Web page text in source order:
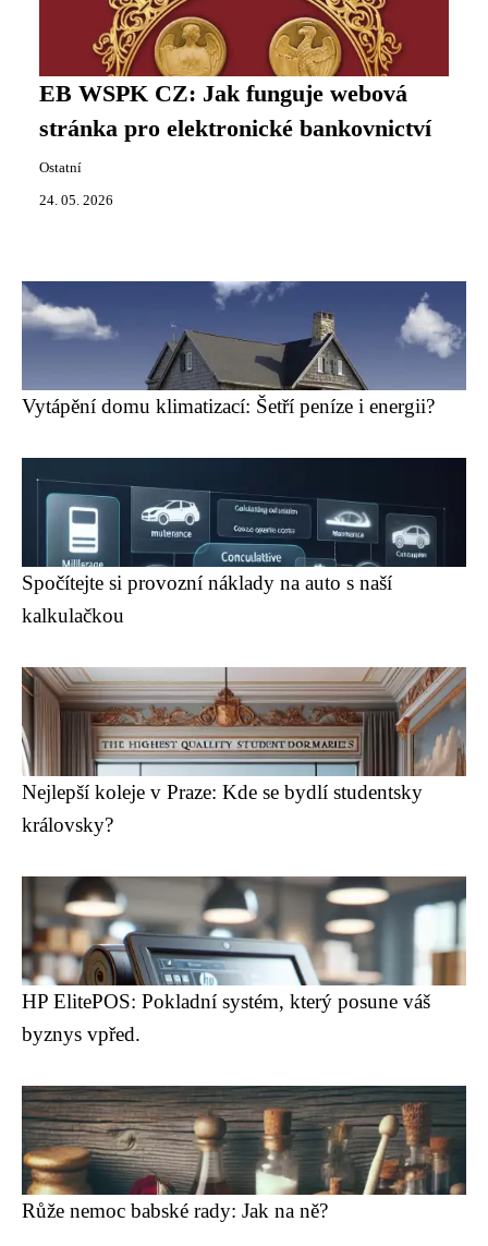
EB WSPK CZ: Jak funguje webová
stránka pro elektronické bankovnictví
Ostatní
24. 05. 2026
Vytápění domu klimatizací: Šetří peníze i energii?
Spočítejte si provozní náklady na auto s naší
kalkulačkou
Nejlepší koleje v Praze: Kde se bydlí studentsky
královsky?
HP ElitePOS: Pokladní systém, který posune váš
byznys vpřed.
Růže nemoc babské rady: Jak na ně?